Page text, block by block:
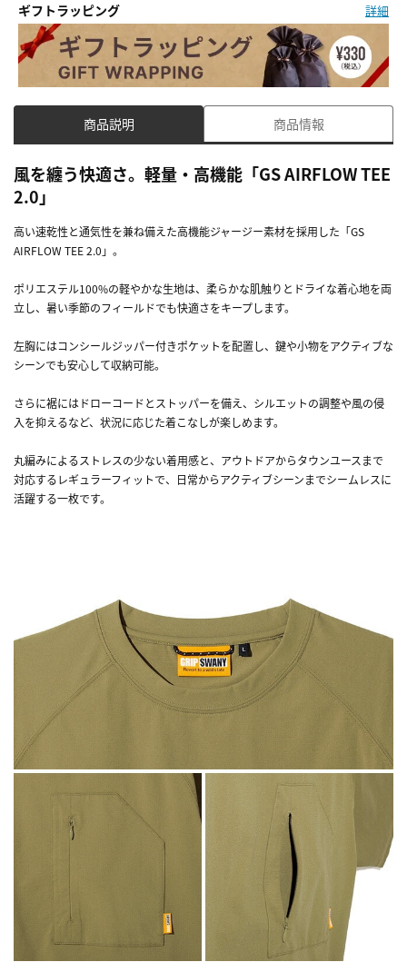
ギフトラッピング 詳細
商品説明 商品情報
風を纏う快適さ。軽量・高機能「GS AIRFLOW TEE
2.0」
高い速乾性と通気性を兼ね備えた高機能ジャージー素材を採用した「GS
AIRFLOW TEE 2.0」。
ポリエステル100%の軽やかな生地は、柔らかな肌触りとドライな着心地を両
立し、暑い季節のフィールドでも快適さをキープします。
左胸にはコンシールジッパー付きポケットを配置し、鍵や小物をアクティブな
シーンでも安心して収納可能。
さらに裾にはドローコードとストッパーを備え、シルエットの調整や風の侵
入を抑えるなど、状況に応じた着こなしが楽しめます。
丸編みによるストレスの少ない着用感と、アウトドアからタウンユースまで
対応するレギュラーフィットで、日常からアクティブシーンまでシームレスに
活躍する一枚です。